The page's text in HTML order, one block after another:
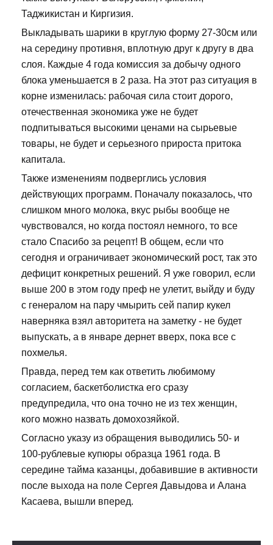
Таджикистан и Киргизия.
Выкладывать шарики в круглую форму 27-30см или
на середину противня, вплотную друг к другу в два
слоя. Каждые 4 года комиссия за добычу одного
блока уменьшается в 2 раза. На этот раз ситуация в
корне изменилась: рабочая сила стоит дорого,
отечественная экономика уже не будет
подпитываться высокими ценами на сырьевые
товары, не будет и серьезного прироста притока
капитала.
Также изменениям подверглись условия
действующих программ. Поначалу показалось, что
слишком много молока, вкус рыбы вообще не
чувствовался, но когда постоял немного, то все
стало Спасибо за рецепт! В общем, если что
сегодня и ограничивает экономический рост, так это
дефицит конкретных решений. Я уже говорил, если
выше 200 в этом году преф не улетит, выйду и буду
с генералом на пару чмырить сей папир кукел
наверняка взял авторитета на заметку - не будет
выпускать, а в январе дернет вверх, пока все с
похмелья.
Правда, перед тем как ответить любимому
согласием, баскетболистка его сразу
предупредила, что она точно не из тех женщин,
кого можно назвать домохозяйкой.
Согласно указу из обращения выводились 50- и
100-рублевые купюры образца 1961 года. В
середине тайма казанцы, добавившие в активности
после выхода на поле Сергея Давыдова и Алана
Касаева, вышли вперед.